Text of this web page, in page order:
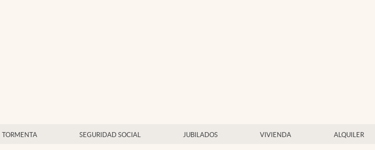
TORMENTA SEGURIDAD SOCIAL JUBILADOS VIVIENDA ALQUILER